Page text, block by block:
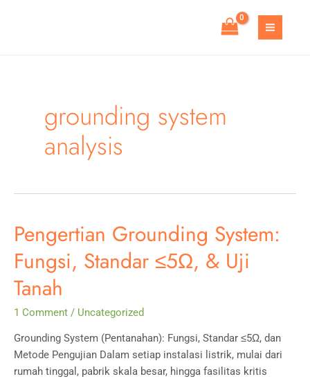
MAIN
grounding system
analysis
Pengertian Grounding System:
Fungsi, Standar ≤5Ω, & Uji
Tanah
1 Comment / Uncategorized
Grounding System (Pentanahan): Fungsi, Standar ≤5Ω, dan
Metode Pengujian Dalam setiap instalasi listrik, mulai dari
rumah tinggal, pabrik skala besar, hingga fasilitas kritis